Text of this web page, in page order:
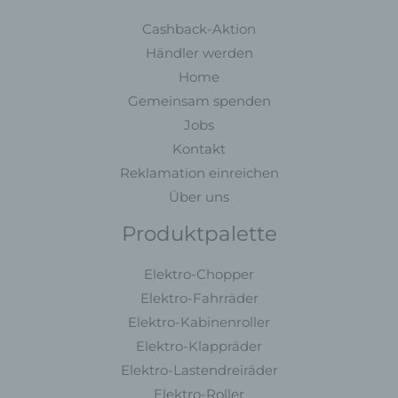
Cashback-Aktion
Händler werden
Home
Gemeinsam spenden
Jobs
Kontakt
Reklamation einreichen
Über uns
Produktpalette
Elektro-Chopper
Elektro-Fahrräder
Elektro-Kabinenroller
Elektro-Klappräder
Elektro-Lastendreiräder
Elektro-Roller
Name und Anschrift des für die
Verantwortlicher im Sinne der Datenschutz-
Europäischen Union geltenden Datenschutzgesetze und
anderer Bestimmungen mit datenschutzrechtlichem
MC Fahrzeugteile
Maulbeerweg 30
Telefon: +49 6181 3698350
Die Internetseiten verwenden Cookies. Cookies sind